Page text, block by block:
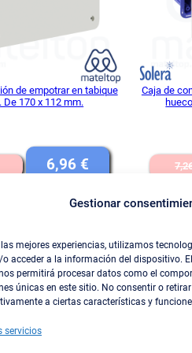
Gestionar
las mejores experiencias, utilizamos
acceder a la información del dispositivo.
permitirá procesar datos como el
únicas en este sitio. No consentir o
a ciertas características y
servicios
de empotrar en tabique
De 170 x 112 mm.
El
8,20 €.
6,96€
El
actual
6,96 €.
Caja de
y reembolsos